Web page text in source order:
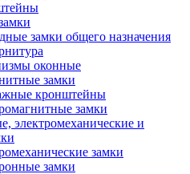
замки общего назначения
оконные
замки
кронштейны
замки
электромеханические и
замки
замки